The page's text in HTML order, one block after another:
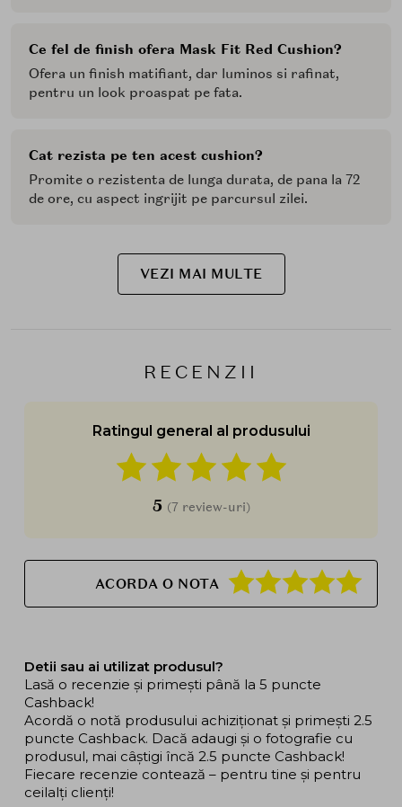
Ce fel de finish ofera Mask Fit Red Cushion?
Ofera un finish matifiant, dar luminos si rafinat,
pentru un look proaspat pe fata.
Cat rezista pe ten acest cushion?
Promite o rezistenta de lunga durata, de pana la 72
de ore, cu aspect ingrijit pe parcursul zilei.
VEZI MAI MULTE
RECENZII
Ratingul general al produsului
5 (7 review-uri)
ACORDA O NOTA
Detii sau ai utilizat produsul?
Lasă o recenzie și primești până la 5 puncte
Cashback!
Acordă o notă produsului achiziționat și primești 2.5
puncte Cashback. Dacă adaugi și o fotografie cu
produsul, mai câștigi încă 2.5 puncte Cashback!
Fiecare recenzie contează – pentru tine și pentru
ceilalți clienți!